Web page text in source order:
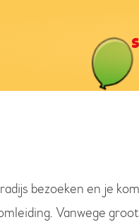
bezoeken en je
Vanwege